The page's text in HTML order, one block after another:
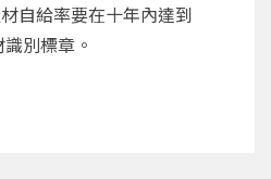
自給率要在十年內達到
別標章。